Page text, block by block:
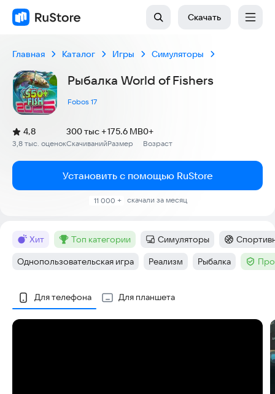
Скачать
Главная Каталог Игры Симуляторы
Рыбалка World of Fishers
Fobos 17
Рейтинг:
4,8
(
3,8 тыс. оценок
)
Скачиваний
300 тыс +
Размер
175.6 MB
Возраст
0+
Установить с помощью RuStore
11 000 + скачали за месяц
Метка
хит Метка:
топ категории Категория:
Симуляторы Категория:
Тег:
Однопользовательская игра Тег:
Реализм Тег:
Рыбалка Тег :
Скриншоты
Для телефона Для планшета